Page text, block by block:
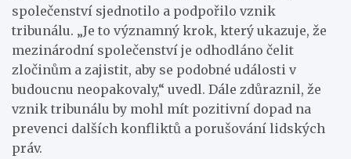
společenství sjednotilo a podpořilo vznik
tribunálu. „Je to významný krok, který ukazuje, že
mezinárodní společenství je odhodláno čelit
zločinům a zajistit, aby se podobné události v
budoucnu neopakovaly,“ uvedl. Dále zdůraznil, že
vznik tribunálu by mohl mít pozitivní dopad na
prevenci dalších konfliktů a porušování lidských
práv.